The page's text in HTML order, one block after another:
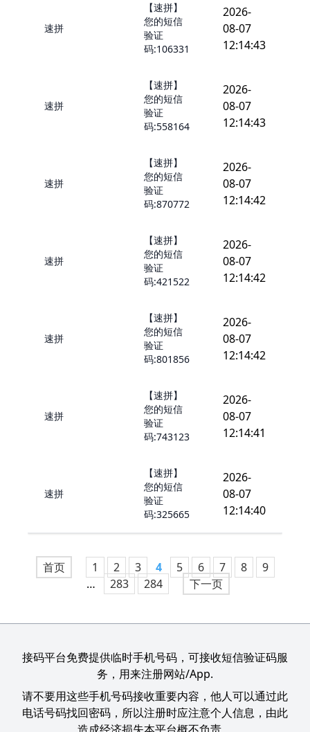
速拼
【速拼】
您的短信
验证
码:106331
2026-
08-07
12:14:43
速拼
【速拼】
您的短信
验证
码:558164
2026-
08-07
12:14:43
速拼
【速拼】
您的短信
验证
码:870772
2026-
08-07
12:14:42
速拼
【速拼】
您的短信
验证
码:421522
2026-
08-07
12:14:42
速拼
【速拼】
您的短信
验证
码:801856
2026-
08-07
12:14:42
速拼
【速拼】
您的短信
验证
码:743123
2026-
08-07
12:14:41
速拼
【速拼】
您的短信
验证
码:325665
2026-
08-07
12:14:40
首页 1 2 3 4 5 6 7 8
9
…
283 284 下一页
接码平台免费提供临时手机号码，可接收短信验证码服
务，用来注册网站/App.
请不要用这些手机号码接收重要内容，他人可以通过此
电话号码找回密码，所以注册时应注意个人信息，由此
造成经济损失本平台概不负责。